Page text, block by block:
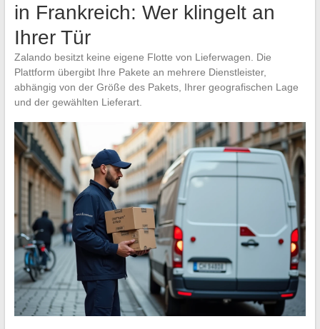
in Frankreich: Wer klingelt an
Ihrer Tür
Zalando besitzt keine eigene Flotte von Lieferwagen. Die
Plattform übergibt Ihre Pakete an mehrere Dienstleister,
abhängig von der Größe des Pakets, Ihrer geografischen Lage
und der gewählten Lieferart.